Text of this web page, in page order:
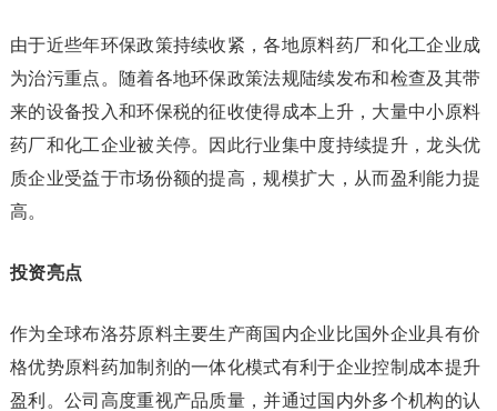
由于近些年环保政策持续收紧，各地原料药厂和化工企业成
为治污重点。随着各地环保政策法规陆续发布和检查及其带
来的设备投入和环保税的征收使得成本上升，大量中小原料
药厂和化工企业被关停。因此行业集中度持续提升，龙头优
质企业受益于市场份额的提高，规模扩大，从而盈利能力提
高。
投资亮点
作为全球布洛芬原料主要生产商国内企业比国外企业具有价
格优势原料药加制剂的一体化模式有利于企业控制成本提升
盈利。公司高度重视产品质量，并通过国内外多个机构的认